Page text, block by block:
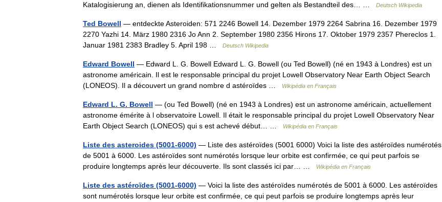
Katalogisierung an, dienen als Identifikationsnummer und gelten als Bestandteil des… …
Deutsch Wikipedia
Ted Bowell — entdeckte Asteroiden: 571 2246 Bowell 14. Dezember 1979 2264 Sabrina 16. Dezember 1979
2270 Yazhi 14. März 1980 2316 Jo Ann 2. September 1980 2356 Hirons 17. Oktober 1979 2357 Phereclos 1.
Januar 1981 2383 Bradley 5. April 198 …
Deutsch Wikipedia
Edward Bowell — Edward L. G. Bowell Edward L. G. Bowell (ou Ted Bowell) (né en 1943 à Londres) est un
astronome américain. Il est le responsable principal du projet Lowell Observatory Near Earth Object Search
(LONEOS). Il a découvert un grand nombre d astéroïdes …
Wikipédia en Français
Edward L. G. Bowell — (ou Ted Bowell) (né en 1943 à Londres) est un astronome américain, actuellement
astronome émérite à l observatoire Lowell. Il était le responsable principal du projet Lowell Observatory Near
Earth Object Search (LONEOS) qui s est achevé début… …
Wikipédia en Français
Liste des asteroides (5001-6000) — Liste des astéroïdes (5001 6000) Voici la liste des astéroïdes numérotés
de 5001 à 6000. Les astéroïdes sont numérotés lorsque leur orbite est confirmée, ce qui peut parfois se
produire longtemps après leur découverte. Ils sont classés ici par… …
Wikipédia en Français
Liste des astéroïdes (5001-6000) — Voici la liste des astéroïdes numérotés de 5001 à 6000. Les astéroïdes
sont numérotés lorsque leur orbite est confirmée, ce qui peut parfois se produire longtemps après leur